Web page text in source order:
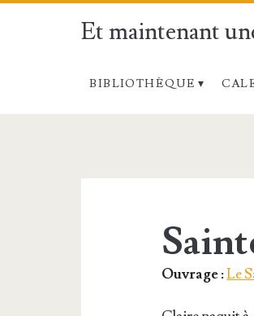
Et maintenant
BIBLIOTHÈQUE
Claire</
Ouvrage :Le